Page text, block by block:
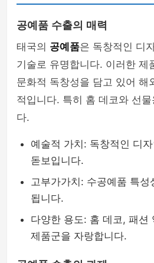
공예품 수출의 매력
태국의 공예품은 독창적인 디
기술로 유명합니다. 이러한 제
문화적 독창성을 담고 있어 해
적입니다. 특히 홈 데코와 선
다.
예술적 가치: 독창적인 디
돋보입니다.
고부가가치: 수공예품 특
됩니다.
다양한 용도: 홈 데코, 패션
제품군을 자랑합니다.